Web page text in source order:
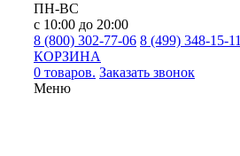
ПН-ВС
с 10:00 до 20:00
8 (800) 302-77-06 8 (499) 348-15-11
КОРЗИНА
0 товаров. Заказать звонок
Меню